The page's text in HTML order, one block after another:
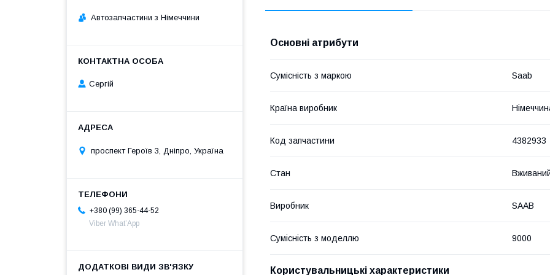
Основні атрибути
Сумісність з маркою Saab
Країна виробник
Код запчастини 4382933
Стан
Виробник SAAB
Сумісність з моделлю 9000
Користувальницькі характеристики
Автозапчастини з Німеччини
Сергій
проспект Героїв 3, Дніпро, Україна
+380 (99) 365-44-52
Viber What’App